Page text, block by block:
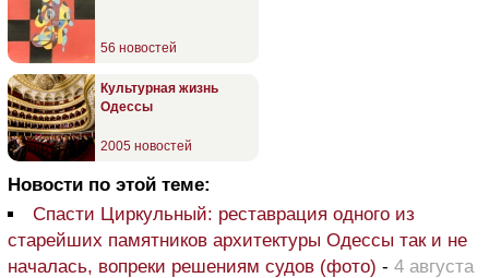
56 новостей
Культурная жизнь
Одессы
2005 новостей
Новости по этой теме:
Спасти Циркульный: реставрация одного из
старейших памятников архитектуры Одессы так и не
началась, вопреки решениям судов (фото) - 4 августа